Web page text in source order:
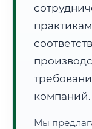
Нажмите
компаний.
Мы